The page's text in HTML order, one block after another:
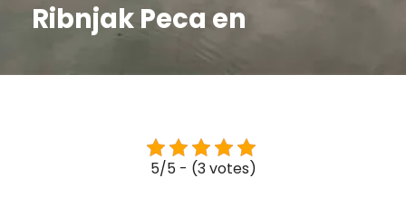
Ribnjak Peca en
5/5 - (3 votes)